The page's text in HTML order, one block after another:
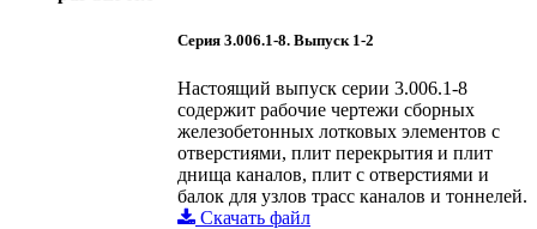
Серия 3.006.1-8. Выпуск 1-2
Настоящий выпуск серии 3.006.1-8
содержит рабочие чертежи сборных
железобетонных лотковых элементов с
отверстиями, плит перекрытия и плит
днища каналов, плит с отверстиями и
балок для узлов трасс каналов и тоннелей.
Скачать файл